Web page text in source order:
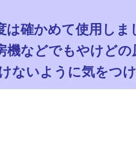
確かめて使用しま
などでもやけどの
ないように気をつ
の本